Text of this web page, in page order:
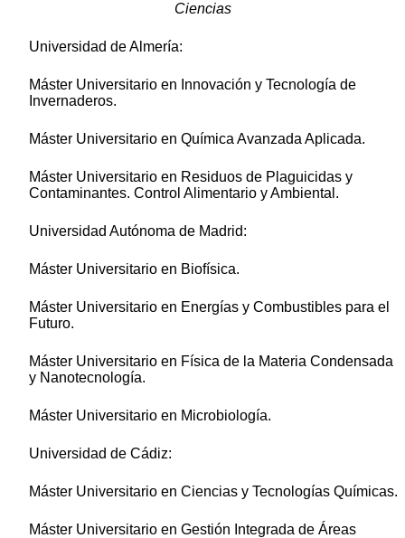
Ciencias
Universidad de Almería:
Máster Universitario en Innovación y Tecnología de
Invernaderos.
Máster Universitario en Química Avanzada Aplicada.
Máster Universitario en Residuos de Plaguicidas y
Contaminantes. Control Alimentario y Ambiental.
Universidad Autónoma de Madrid:
Máster Universitario en Biofísica.
Máster Universitario en Energías y Combustibles para el
Futuro.
Máster Universitario en Física de la Materia Condensada
y Nanotecnología.
Máster Universitario en Microbiología.
Universidad de Cádiz:
Máster Universitario en Ciencias y Tecnologías Químicas.
Máster Universitario en Gestión Integrada de Áreas